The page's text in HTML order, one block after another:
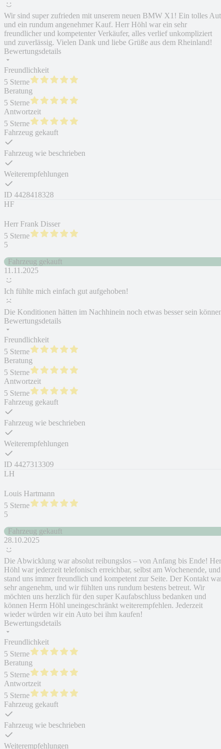
Wir sind super zufrieden mit unserem neuen BMW X1! Ein tolles
und ein rundum angenehmer Kauf. Herr Höhl war ein sehr
freundlicher und kompetenter Verkäufer, alles verlief unkompliziert
und zuverlässig. Vielen Dank und liebe Grüße aus dem Rheinland!
Bewertungsdetails
Freundlichkeit
5 Sterne
Beratung
5 Sterne
Antwortzeit
5 Sterne
Fahrzeug gekauft
Fahrzeug wie beschrieben
Weiterempfehlungen
ID 4428418328
HF
Herr Frank Disser
5 Sterne
5
Fahrzeug gekauft
11.11.2025
Ich fühlte mich einfach gut aufgehoben!
Die Konditionen hätten im Nachhinein noch etwas besser sein
Bewertungsdetails
Freundlichkeit
5 Sterne
Beratung
5 Sterne
Antwortzeit
5 Sterne
Fahrzeug gekauft
Fahrzeug wie beschrieben
Weiterempfehlungen
ID 4427313309
LH
Louis Hartmann
5 Sterne
5
Fahrzeug gekauft
28.10.2025
Die Abwicklung war absolut reibungslos – von Anfang bis Ende!
Höhl war jederzeit telefonisch erreichbar, selbst am Wochenende, und
stand uns immer freundlich und kompetent zur Seite. Der Kontakt
sehr angenehm, und wir fühlten uns rundum bestens betreut. Wir
möchten uns herzlich für den super Kaufabschluss bedanken und
können Herrn Höhl uneingeschränkt weiterempfehlen. Jederzeit
wieder würden wir ein Auto bei ihm kaufen!
Bewertungsdetails
Freundlichkeit
5 Sterne
Beratung
5 Sterne
Antwortzeit
5 Sterne
Fahrzeug gekauft
Fahrzeug wie beschrieben
Weiterempfehlungen